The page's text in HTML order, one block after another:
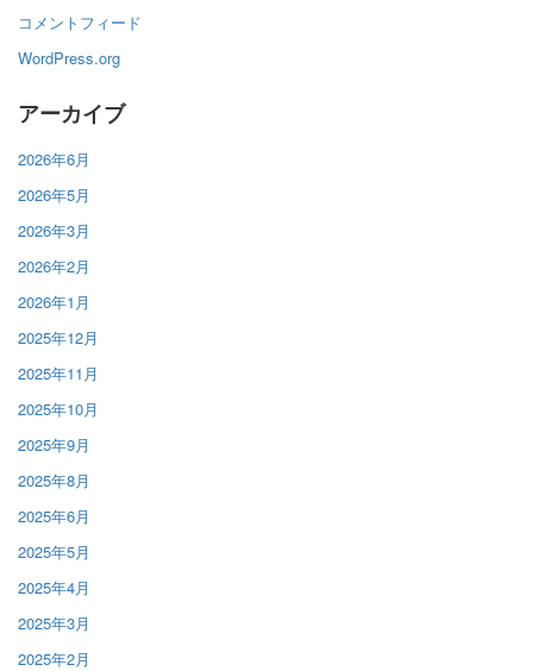
コメントフィード
WordPress.org
アーカイブ
2026年6月
2026年5月
2026年3月
2026年2月
2026年1月
2025年12月
2025年11月
2025年10月
2025年9月
2025年8月
2025年6月
2025年5月
2025年4月
2025年3月
2025年2月